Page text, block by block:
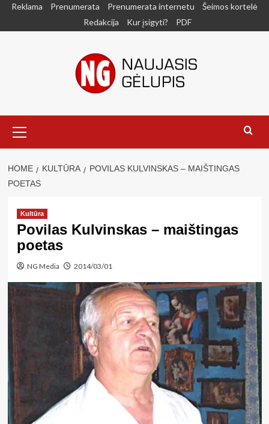
SkipReklama Prenumerata Prenumerata internetu
Šeimos kortelė
Redakcija
Kur įsigyti? PDF
Menu
HOME KULTŪRA
POVILAS KULVINSKAS – MAIŠTINGAS
POETAS
Kultūra
Povilas Kulvinskas – maištingas
poetas
NG Media 2014/03/01